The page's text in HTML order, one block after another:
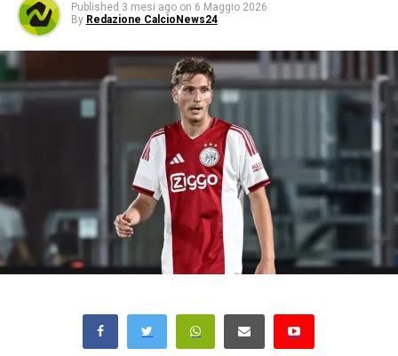
Published 3 mesi ago on 6 Maggio 2026
By Redazione CalcioNews24